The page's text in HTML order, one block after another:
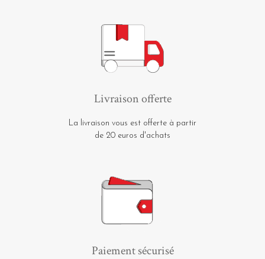
Livraison offerte
La livraison vous est offerte à partir
de 20 euros d'achats
Paiement sécurisé